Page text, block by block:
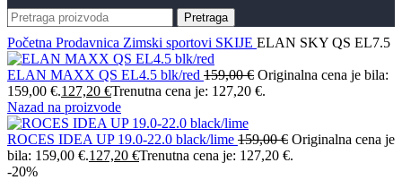
Pretraga
Početna Prodavnica Zimski sportovi SKIJE ELAN SKY QS EL7.5
ELAN MAXX QS EL4.5 blk/red 159,00€ Originalna cena je bila:
159,00 €.127,20 €Trenutna cena je: 127,20 €.
Nazad na proizvode
ROCES IDEA UP 19.0-22.0 black/lime 159,00€ Originalna cena je
bila: 159,00 €.127,20 €Trenutna cena je: 127,20 €.
-20%